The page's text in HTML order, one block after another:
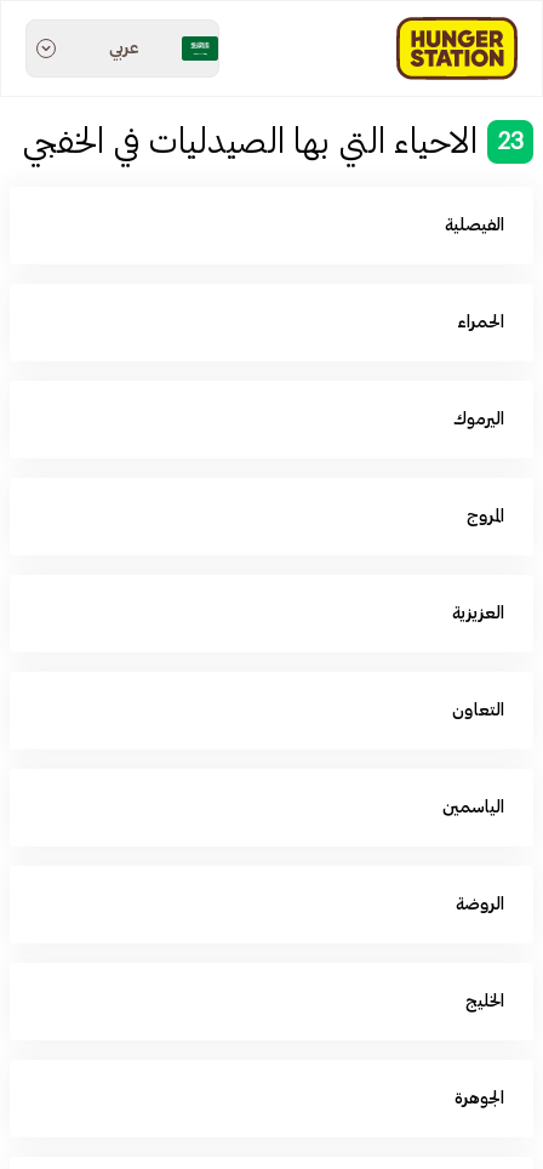
عربي
23 الاحياء التي بها الصيدليات في الخفجي
الفيصلية
الحمراء
اليرموك
المروج
العزيزية
التعاون
الياسمين
الروضة
الخليج
الجوهرة